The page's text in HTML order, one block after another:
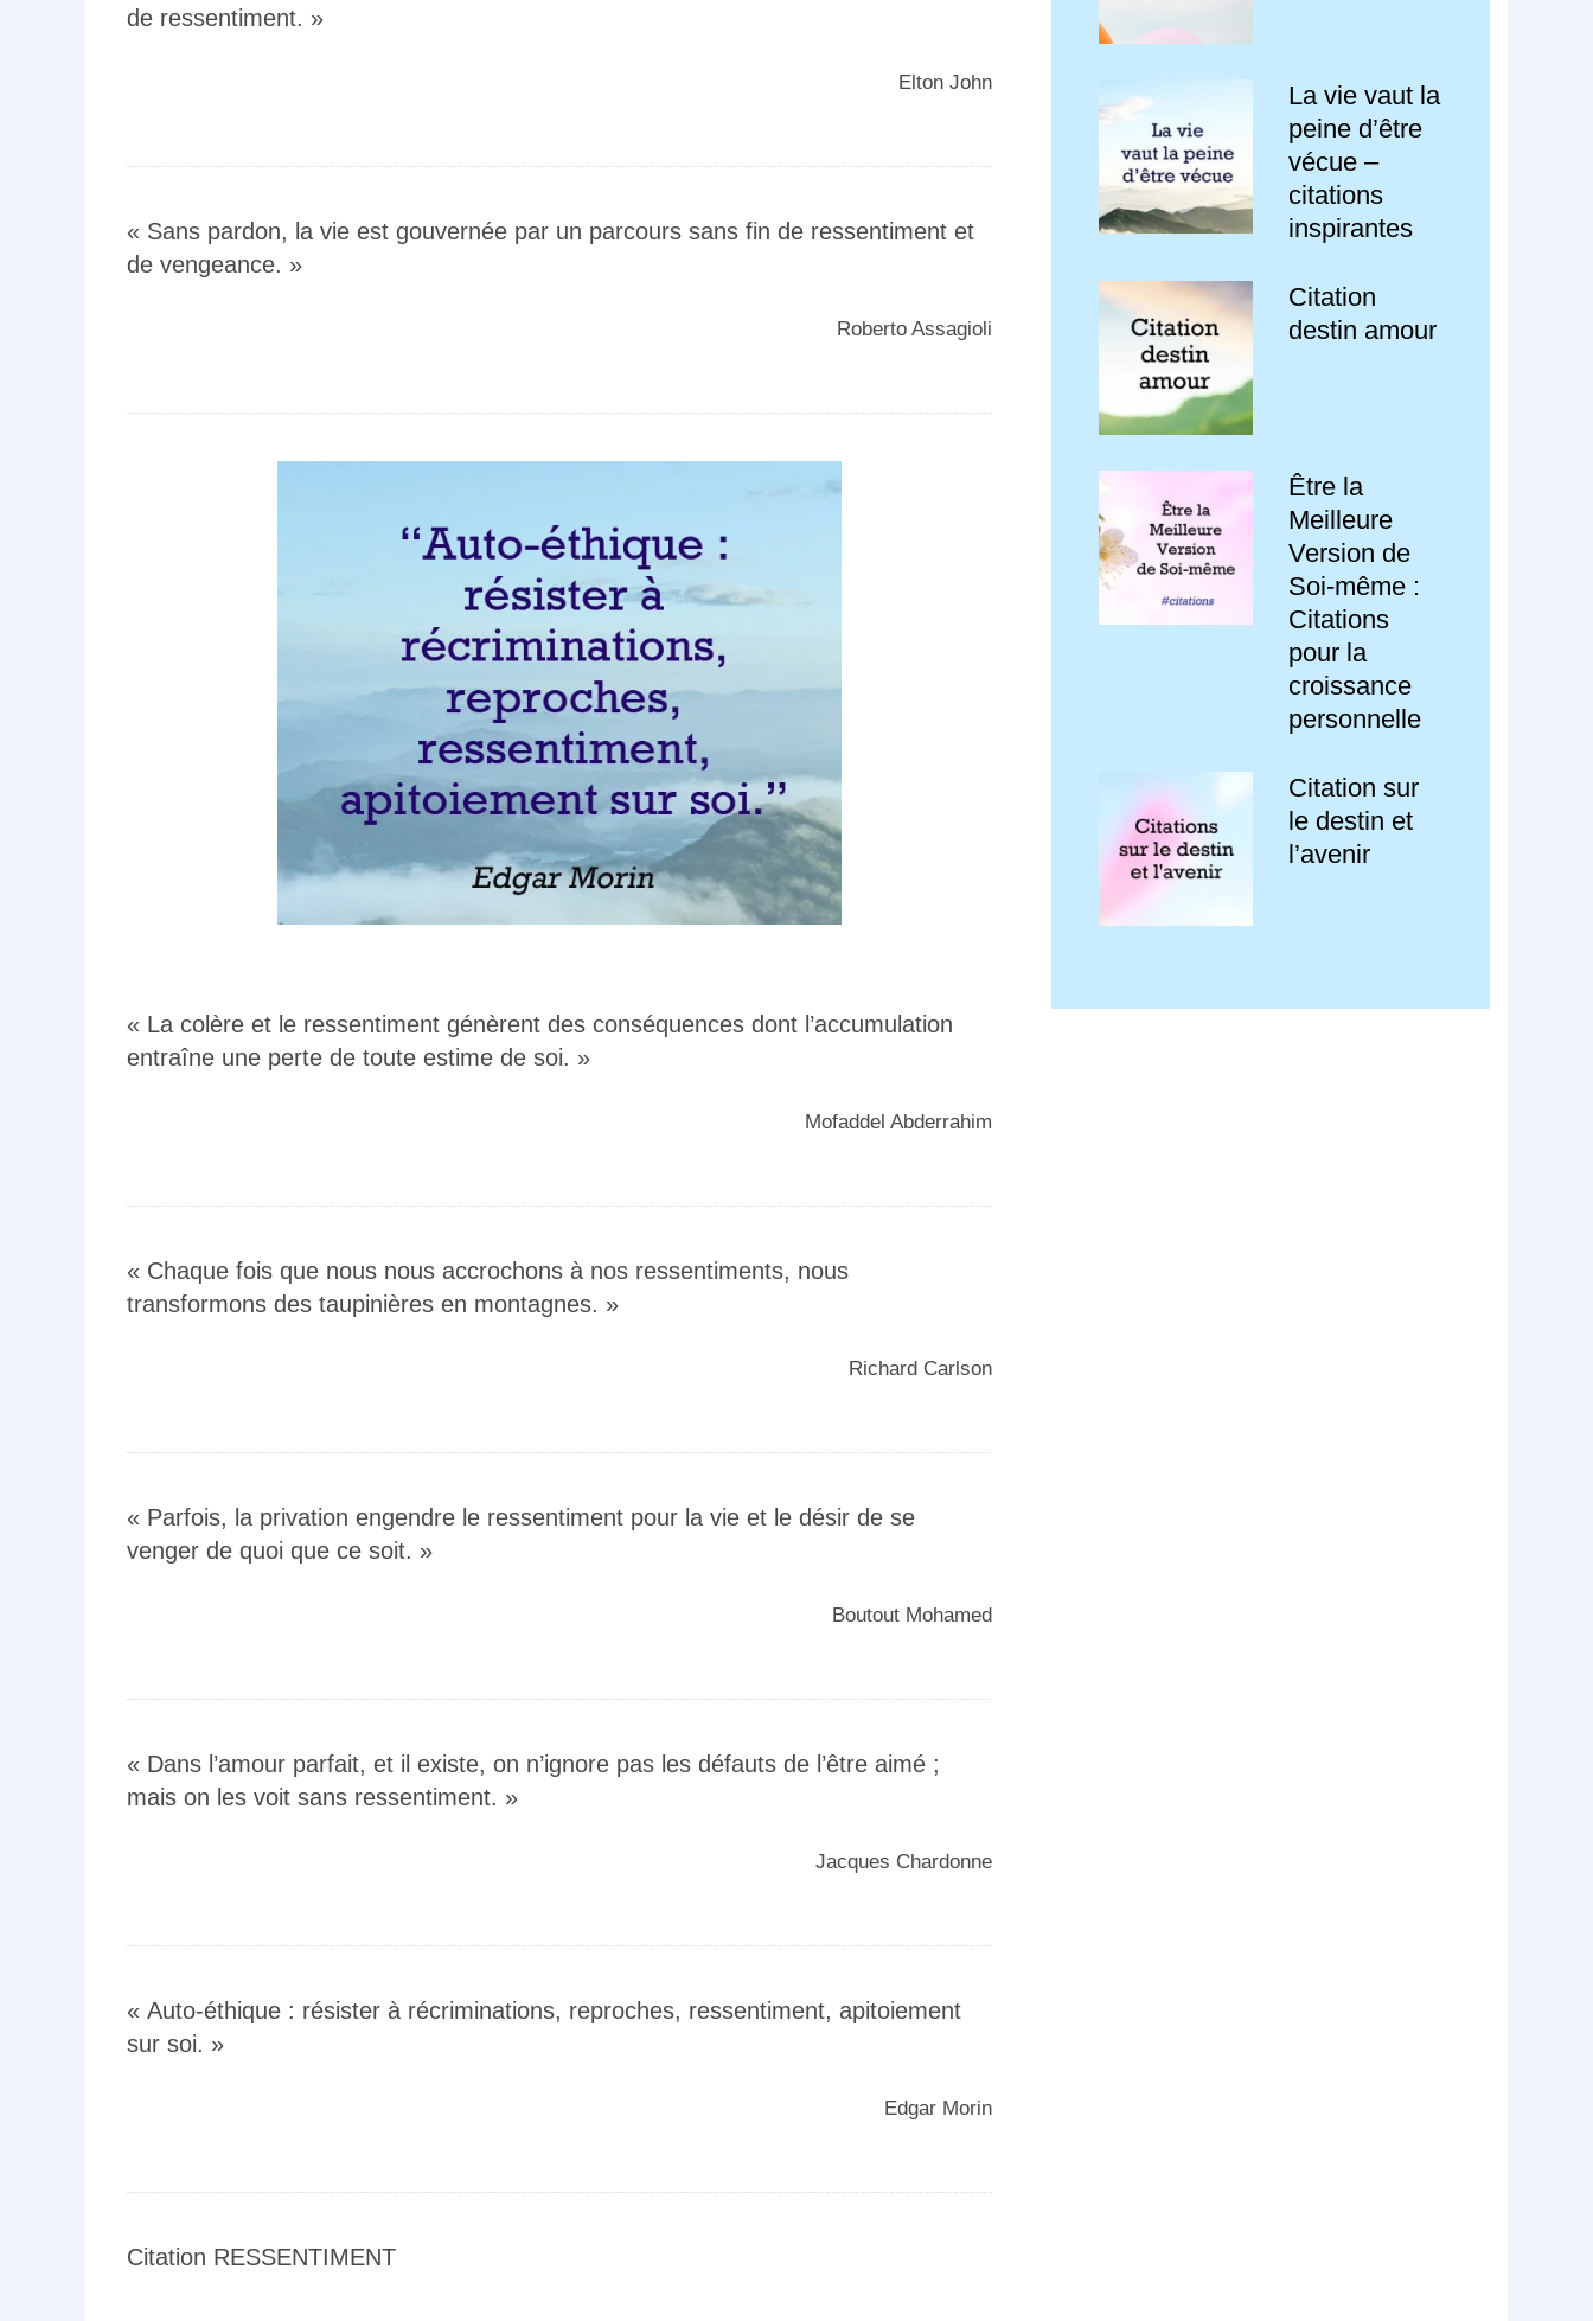
de ressentiment. »
️Elton John
« Sans pardon, la vie est gouvernée par un parcours sans fin de ressentiment et
de vengeance. »
️Roberto Assagioli
« La colère et le ressentiment génèrent des conséquences dont l’accumulation
entraîne une perte de toute estime de soi. »
️Mofaddel Abderrahim
« Chaque fois que nous nous accrochons à nos ressentiments, nous
transformons des taupinières en montagnes. »
️Richard Carlson
« Parfois, la privation engendre le ressentiment pour la vie et le désir de se
venger de quoi que ce soit. »
️Boutout Mohamed
« Dans l’amour parfait, et il existe, on n’ignore pas les défauts de l’être aimé ;
mais on les voit sans ressentiment. »
️Jacques Chardonne
« Auto-éthique : résister à récriminations, reproches, ressentiment, apitoiement
sur soi. »
️Edgar Morin
Citation RESSENTIMENT
La vie vaut la
peine d’être
vécue –
citations
inspirantes
Citation
destin amour
Être la
Meilleure
Version de
Soi-même :
Citations
pour la
croissance
personnelle
Citation sur
le destin et
l’avenir